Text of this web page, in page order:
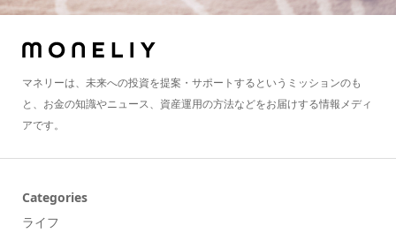
マネリーは、未来への投資を提案・サポートするというミッションのも
と、お金の知識やニュース、資産運用の方法などをお届けする情報メディ
アです。
Categories
ライフ